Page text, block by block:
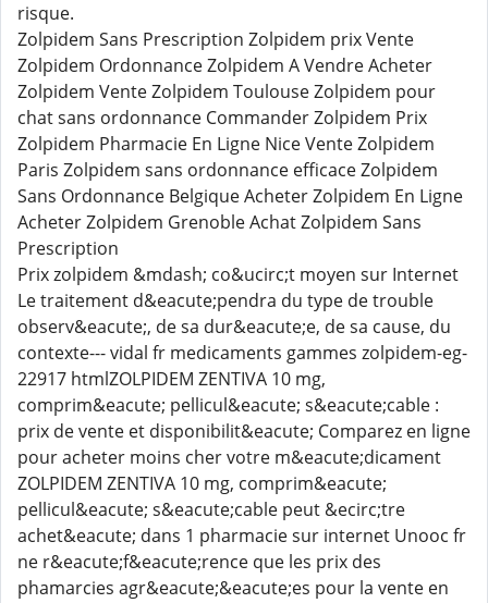
risque.
Zolpidem Sans Prescription Zolpidem prix Vente
Zolpidem Ordonnance Zolpidem A Vendre Acheter
Zolpidem Vente Zolpidem Toulouse Zolpidem pour
chat sans ordonnance Commander Zolpidem Prix
Zolpidem Pharmacie En Ligne Nice Vente Zolpidem
Paris Zolpidem sans ordonnance efficace Zolpidem
Sans Ordonnance Belgique Acheter Zolpidem En Ligne
Acheter Zolpidem Grenoble Achat Zolpidem Sans
Prescription
Prix zolpidem &mdash; co&ucirc;t moyen sur Internet
Le traitement d&eacute;pendra du type de trouble
observ&eacute;, de sa dur&eacute;e, de sa cause, du
contexte--- vidal fr medicaments gammes zolpidem-eg-
22917 htmlZOLPIDEM ZENTIVA 10 mg,
comprim&eacute; pellicul&eacute; s&eacute;cable :
prix de vente et disponibilit&eacute; Comparez en ligne
pour acheter moins cher votre m&eacute;dicament
ZOLPIDEM ZENTIVA 10 mg, comprim&eacute;
pellicul&eacute; s&eacute;cable peut &ecirc;tre
achet&eacute; dans 1 pharmacie sur internet Unooc fr
ne r&eacute;f&eacute;rence que les prix des
phamarcies agr&eacute;&eacute;es pour la vente en